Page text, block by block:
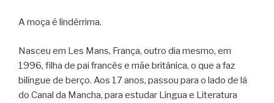
A moça é lindérrima.
Nasceu em Les Mans, França, outro dia mesmo, em
1996, filha de pai francês e mãe britânica, o que a faz
bilíngue de berço. Aos 17 anos, passou para o lado de lá
do Canal da Mancha, para estudar Língua e Literatura